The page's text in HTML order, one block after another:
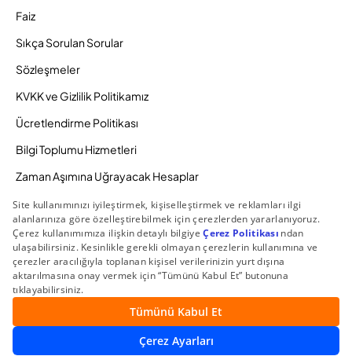
Faiz
Sıkça Sorulan Sorular
Sözleşmeler
KVKK ve Gizlilik Politikamız
Ücretlendirme Politikası
Bilgi Toplumu Hizmetleri
Zaman Aşımına Uğrayacak Hesaplar
Duyurular ve Kampanyalar
© 2026 Gedik Yatırım Menkul Değerler AŞ. Tüm Hakları